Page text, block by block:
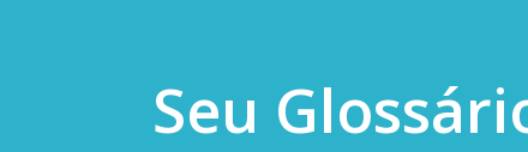
Seu